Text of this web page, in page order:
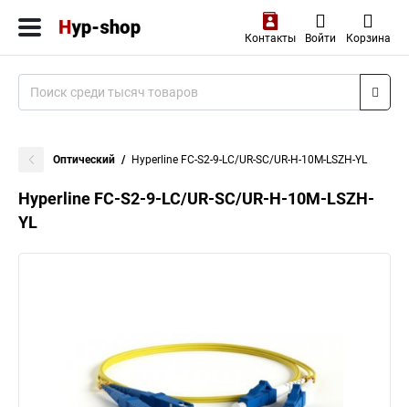
Контакты Войти Корзина
Оптический Hyperline FC-S2-9-LC/UR-SC/UR-H-10M-LSZH-YL
Hyperline FC-S2-9-LC/UR-SC/UR-H-10M-LSZH-
YL